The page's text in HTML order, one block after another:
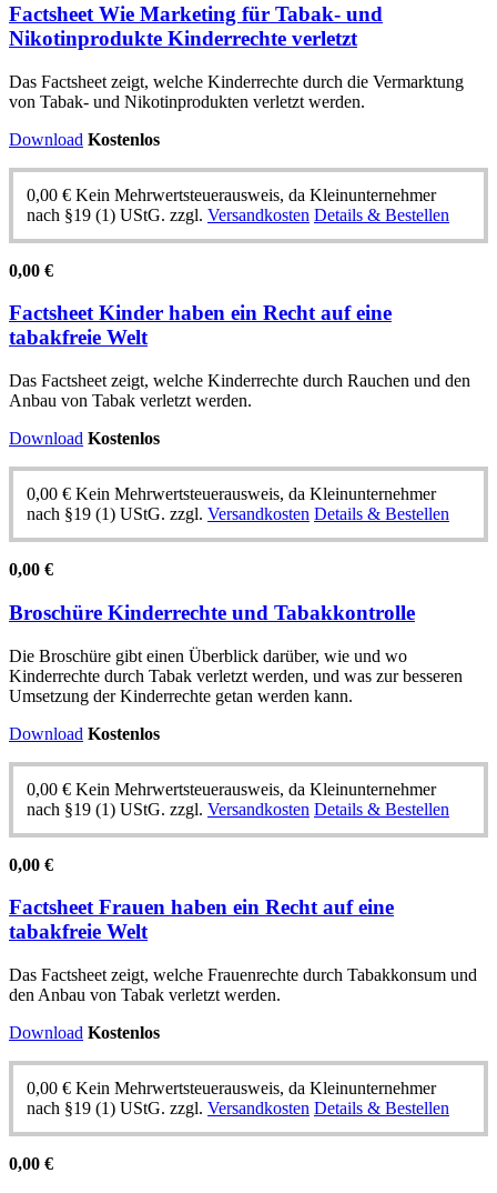
Factsheet Wie Marketing für Tabak- und
Nikotinprodukte Kinderrechte verletzt
Das Factsheet zeigt, welche Kinderrechte durch die Vermarktung
von Tabak- und Nikotinprodukten verletzt werden.
Download Kostenlos
0,00 € Kein Mehrwertsteuerausweis, da Kleinunternehmer
nach §19 (1) UStG. zzgl. Versandkosten Details & Bestellen
0,00 €
Factsheet Kinder haben ein Recht auf eine
tabakfreie Welt
Das Factsheet zeigt, welche Kinderrechte durch Rauchen und den
Anbau von Tabak verletzt werden.
Download Kostenlos
0,00 € Kein Mehrwertsteuerausweis, da Kleinunternehmer
nach §19 (1) UStG. zzgl. Versandkosten Details & Bestellen
0,00 €
Broschüre Kinderrechte und Tabakkontrolle
Die Broschüre gibt einen Überblick darüber, wie und wo
Kinderrechte durch Tabak verletzt werden, und was zur besseren
Umsetzung der Kinderrechte getan werden kann.
Download Kostenlos
0,00 € Kein Mehrwertsteuerausweis, da Kleinunternehmer
nach §19 (1) UStG. zzgl. Versandkosten Details & Bestellen
0,00 €
Factsheet Frauen haben ein Recht auf eine
tabakfreie Welt
Das Factsheet zeigt, welche Frauenrechte durch Tabakkonsum und
den Anbau von Tabak verletzt werden.
Download Kostenlos
0,00 € Kein Mehrwertsteuerausweis, da Kleinunternehmer
nach §19 (1) UStG. zzgl. Versandkosten Details & Bestellen
0,00 €